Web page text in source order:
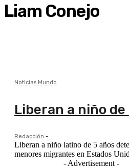
Liam Conejo
Noticias Mundo
Liberan a niño
Redacción -
Liberan a niño latino de 5 años
menores migrantes en Estados
- Advertisement -